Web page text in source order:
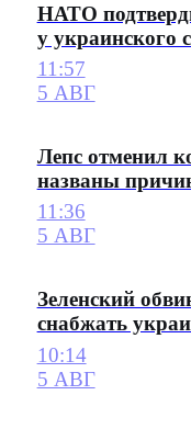
НАТО
у украинского
11:57
5 АВГ
Лепс отменил
названы
11:36
5 АВГ
Зеленский
снабжать
10:14
5 АВГ